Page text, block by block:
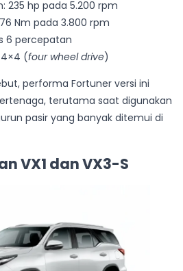
235 hp pada 5.200 rpm
Nm pada 3.800 rpm
6 percepatan
(four wheel drive)
performa Fortuner versi ini
terutama saat digunakan
pasir yang banyak ditemui di
VX1 dan VX3-S